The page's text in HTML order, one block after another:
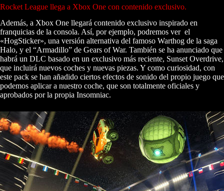
Rocket League llega a Xbox One con contenido exclusivo.
Además, a Xbox One llegará contenido exclusivo inspirado en
franquicias de la consola. Así, por ejemplo, podremos ver el
«HogSticker», una versión alternativa del famoso Warthog de la saga
Halo, y el “Armadillo” de Gears of War. También se ha anunciado que
habrá un DLC basado en un exclusivo más reciente, Sunset Overdrive,
que incluirá nuevos coches y nuevas piezas. Y como curiosidad, con
este pack se han añadido ciertos efectos de sonido del propio juego que
podemos aplicar a nuestro coche, que son totalmente oficiales y
aprobados por la propia Insomniac.